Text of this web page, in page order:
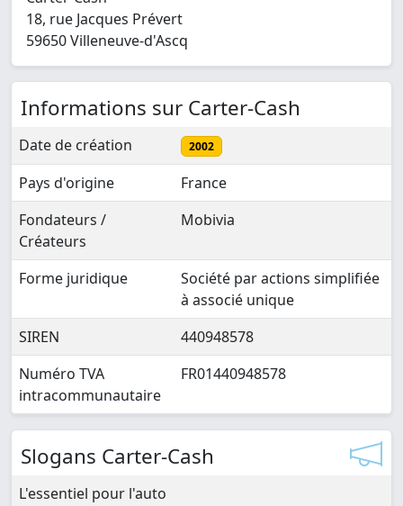
18, rue Jacques Prévert
59650 Villeneuve-d'Ascq
Informations sur Carter-Cash
Date de création 2002
Pays d'origine
France
Fondateurs /
Créateurs
Mobivia
Forme juridique
Société par actions simplifiée
à associé unique
SIREN
440948578
Numéro TVA
intracommunautaire
FR01440948578
Slogans Carter-Cash
L'essentiel pour l'auto